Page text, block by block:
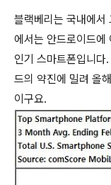
블랙베리는 국내에서
에서는 안드로이드
인기 스마트폰입니다
드의 약진에 밀려 올
이구요.